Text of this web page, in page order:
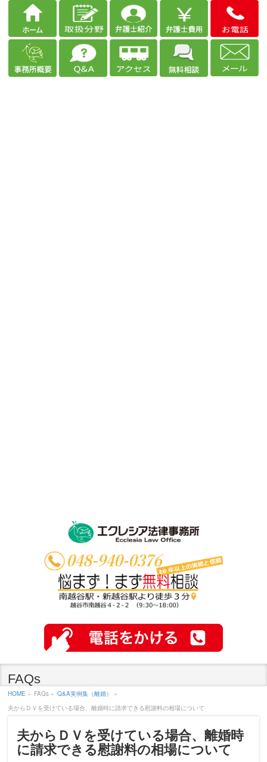
FAQs
HOME » FAQs » Q&A実例集（離婚）
»
夫からＤＶを受けている場合、離婚時に請求できる慰謝料の相場について
夫からＤＶを受けている場合、離婚時
に請求できる慰謝料の相場について